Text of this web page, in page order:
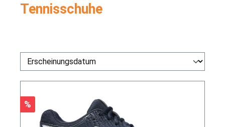
Tennisschuhe
Rabatt
%